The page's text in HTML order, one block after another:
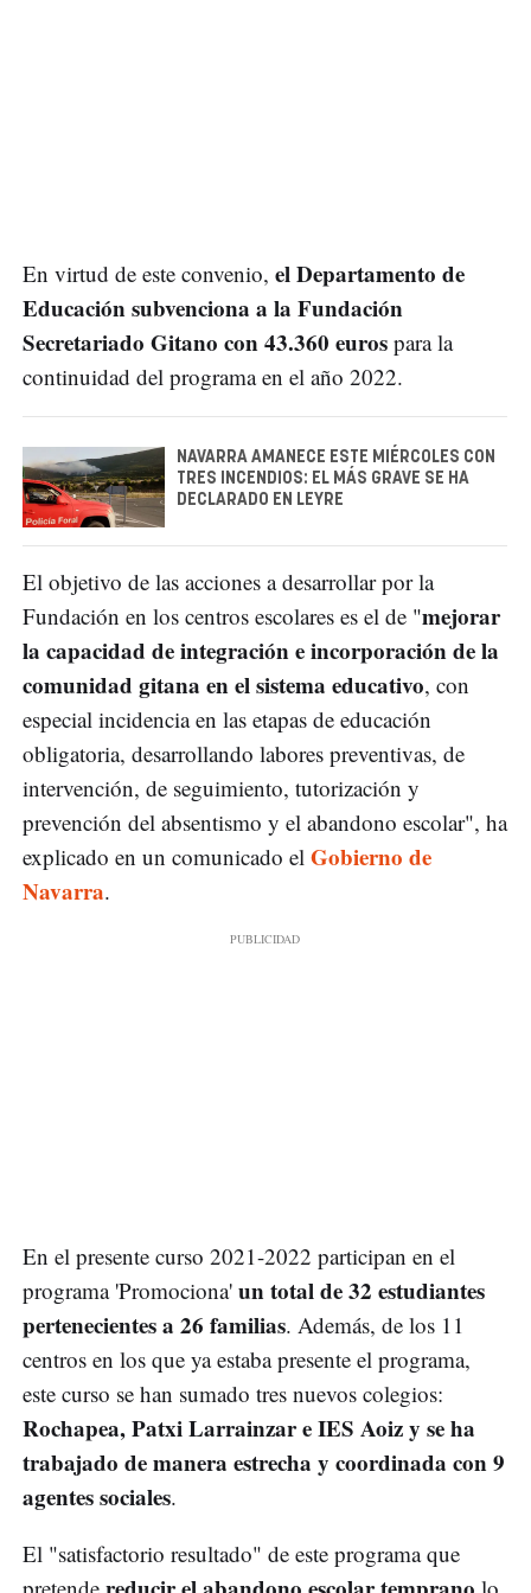
En virtud de este convenio, el Departamento de
Educación subvenciona a la Fundación
Secretariado Gitano con 43.360 euros para la
continuidad del programa en el año 2022.
NAVARRA AMANECE ESTE MIÉRCOLES CON
TRES INCENDIOS: EL MÁS GRAVE SE HA
DECLARADO EN LEYRE
El objetivo de las acciones a desarrollar por la
Fundación en los centros escolares es el de "mejorar
la capacidad de integración e incorporación de la
comunidad gitana en el sistema educativo, con
especial incidencia en las etapas de educación
obligatoria, desarrollando labores preventivas, de
intervención, de seguimiento, tutorización y
prevención del absentismo y el abandono escolar", ha
explicado en un comunicado el Gobierno de
Navarra.
En el presente curso 2021-2022 participan en el
programa 'Promociona' un total de 32 estudiantes
pertenecientes a 26 familias. Además, de los 11
centros en los que ya estaba presente el programa,
este curso se han sumado tres nuevos colegios:
Rochapea, Patxi Larrainzar e IES Aoiz y se ha
trabajado de manera estrecha y coordinada con 9
agentes sociales.
El "satisfactorio resultado" de este programa que